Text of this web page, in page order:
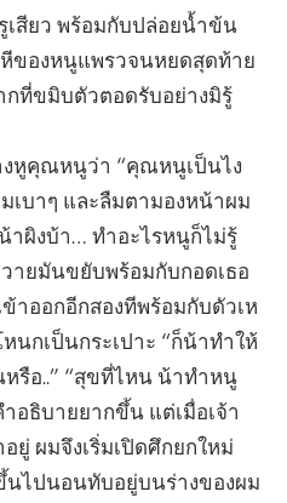
สียว พร้อมกับปล่อยน้ำข้น
ของหนูแพรวจนหยดสุดท้าย
กที่ขมิบตัวตอดรับอย่างมิรู้
งหูคุณหนูว่า “คุณหนูเป็นไง
เบาๆ และลืมตามองหน้าผม
าผิงบ้า… ทำอะไรหนูก็ไม่รู้
ายมันขยับพร้อมกับกอดเธอ
าออกอีกสองทีพร้อมกับดัวเห
กเป็นกระเปาะ “ก็น้าทำให้
รือ..” “สุขที่ไหน น้าทำหนู
อธิบายยากขึ้น แต่เมื่อเจ้า
ยู่ ผมจึงเริ่มเปิดศึกยกใหม่
นไปนอนทับอยู่บนร่างของผม